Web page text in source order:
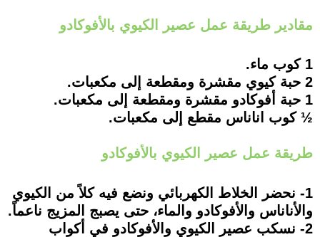
مقادير طريقة عمل عصير الكيوي بالأفوكادو
1 كوب ماء.
2 حبة كيوي مقشرة ومقطعة إلى مكعبات.
1 حبة أفوكادو مقشرة ومقطعة إلى مكعبات.
½ كوب اناناس مقطع إلى مكعبات.
طريقة عمل عصير الكيوي بالأفوكادو
1- نحضر الخلاط الكهربائي ونضع فيه كلاً من الكيوي
والأناناس والأفوكادو والماء، حتى يصبج المزيج ناعماً.
2- نسكب عصير الكيوي والأفوكادو في أكواب